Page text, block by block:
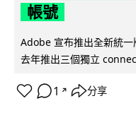
帳號
Adobe 宣布推出全新統
去年推出三個獨立
1 ↗ 分享